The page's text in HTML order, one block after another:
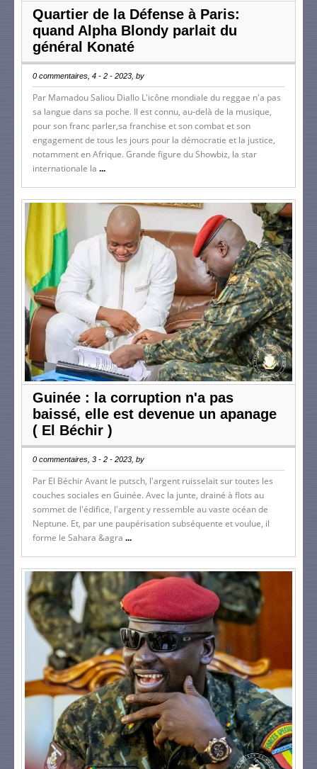
Quartier de la Défense à Paris:
quand Alpha Blondy parlait du
général Konaté
0 commentaires, 4 - 2 - 2023, by
Par Mamadou Saliou Diallo L'icône mondiale du reggae n'a pas
sa langue dans sa poche. Il est connu, au-delà de la musique,
pour son franc parler,sa franchise et son combat et son
engagement de tous les jours pour la démocratie et la justice,
notamment en Afrique. Grande figure du Showbiz, la star
internationale la ...
Guinée : la corruption n'a pas
baissé, elle est devenue un apanage
( El Béchir )
0 commentaires, 3 - 2 - 2023, by
Par El Béchir Avant le putsch, l'argent ruisselait sur toutes les
couches sociales en Guinée. Avec la junte, drainé à flots au
sommet de l'édifice, l'argent y ressemble au vaste océan de
Neptune. Et, par une paupérisation subséquente et voulue, il
forme le Sahara &agra ...